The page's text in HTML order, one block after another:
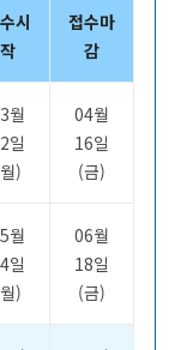
시
작
접수마
감
월
일
)
04월
16일
(금)
월
일
)
06월
18일
(금)